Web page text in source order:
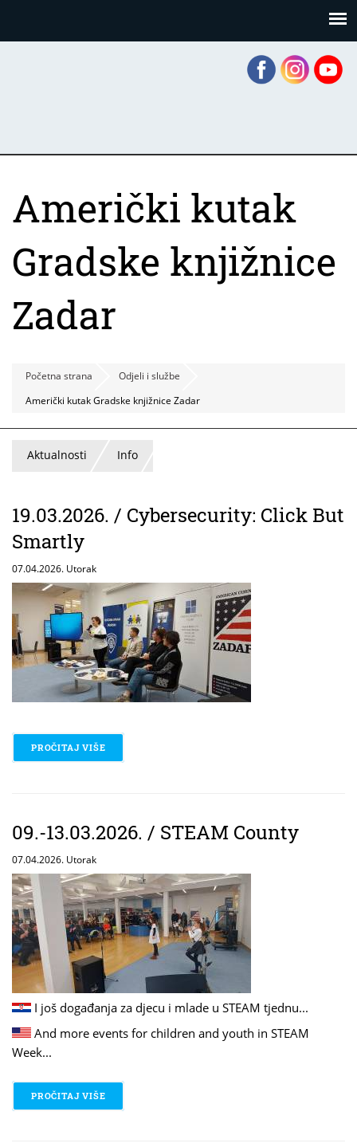
Američki kutak
Gradske knjižnice
Zadar
Početna strana
Odjeli i službe
Američki kutak Gradske knjižnice Zadar
Aktualnosti Info
19.03.2026. / Cybersecurity: Click But
Smartly
07.04.2026. Utorak
PROČITAJ VIŠE
09.-13.03.2026. / STEAM County
07.04.2026. Utorak
I još događanja za djecu i mlade u STEAM tjednu...
And more events for children and youth in STEAM
Week...
PROČITAJ VIŠE